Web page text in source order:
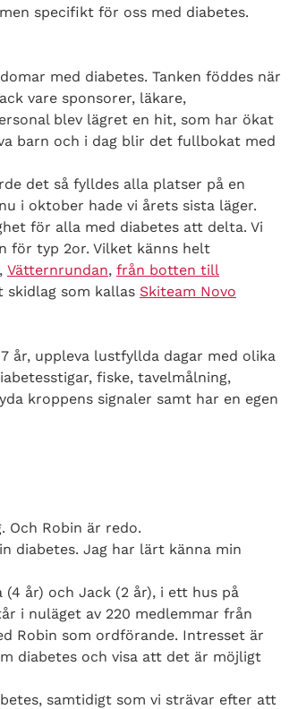
specifikt för oss med diabetes.
med diabetes. Tanken föddes när
vare sponsorer, läkare,
blev lägret en hit, som har ökat
barn och i dag blir det fullbokat med
det så fylldes alla platser på en
i oktober hade vi årets sista läger.
för alla med diabetes att delta. Vi
för typ 2or. Vilket känns helt
Vätternrundan, från botten till
skidlag som kallas Skiteam Novo
år, uppleva lustfyllda dagar med olika
fiske, tavelmålning,
kroppens signaler samt har en egen
Och Robin är redo.
diabetes. Jag har lärt känna min
(4 år) och Jack (2 år), i ett hus på
i nuläget av 220 medlemmar från
Robin som ordförande. Intresset är
diabetes och visa att det är möjligt
samtidigt som vi strävar efter att